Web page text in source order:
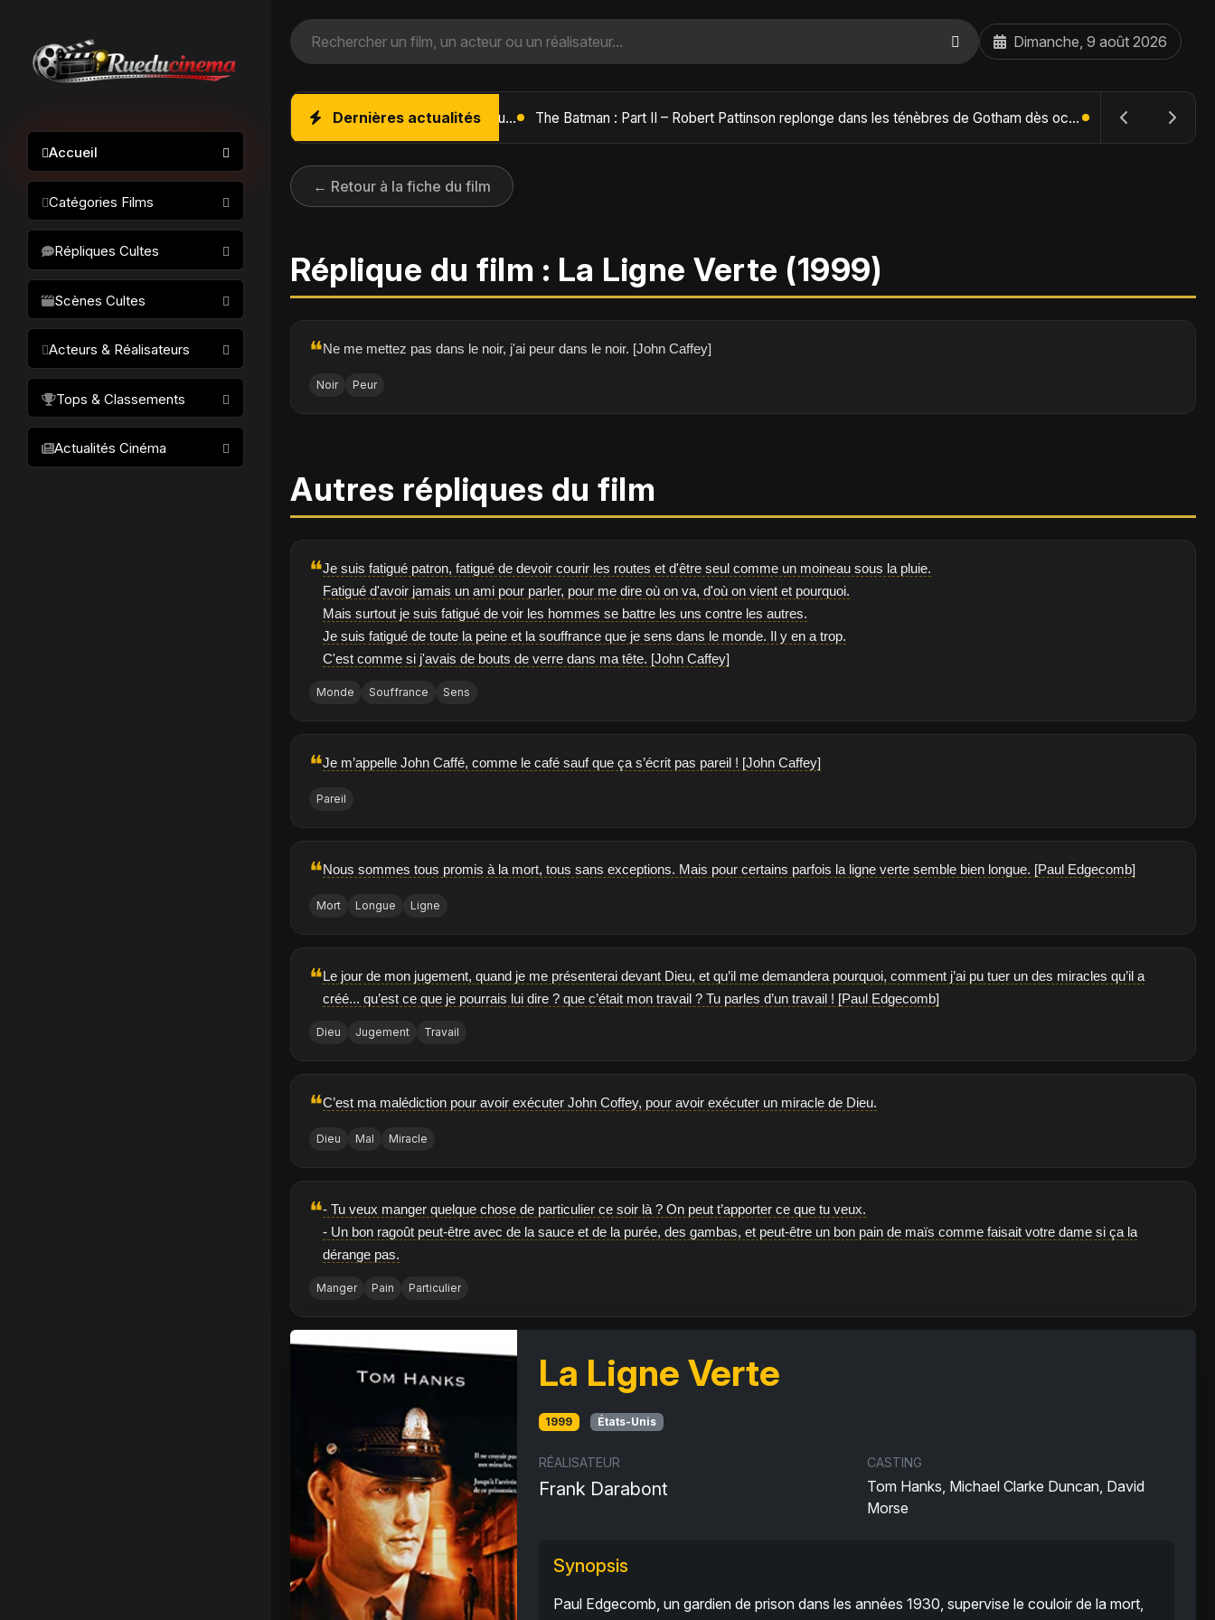
Accueil
Catégories Films
Science-fiction
Drame / Thriller
Comédie/humour
Horreur
Fantastique
Animation
Policier
Romantique
Répliques Cultes
Scènes Cultes
Acteurs & Réalisateurs
Acteurs
Tops & Classements
Meilleurs films par acteur
Actualités Cinéma
Dimanche, 9 août 2026
Dernières actualités L'Âge de Glace : Le Réveil du Volcan – Manny, Sid et Diego de retour pour une aventure explosive The Batman : Part II – Robert Pattinson replonge dans les ténèbres de Gotham dès octobre 2027
← Retour à la fiche du film
Réplique du film : La Ligne Verte (1999)
❝Ne me mettez pas dans le noir, j'ai peur dans le noir. [John Caffey]
Noir Peur
Autres répliques du film
❝Je suis fatigué patron, fatigué de devoir courir les routes et d'être seul comme un moineau sous la pluie.
Fatigué d'avoir jamais un ami pour parler, pour me dire où on va, d'où on vient et pourquoi.
Mais surtout je suis fatigué de voir les hommes se battre les uns contre les autres.
Je suis fatigué de toute la peine et la souffrance que je sens dans le monde. Il y en a trop.
C'est comme si j'avais de bouts de verre dans ma tête. [John Caffey]
Monde Souffrance Sens
❝Je m’appelle John Caffé, comme le café sauf que ça s’écrit pas pareil ! [John Caffey]
Pareil
❝Nous sommes tous promis à la mort, tous sans exceptions. Mais pour certains parfois la ligne verte semble bien longue. [Paul Edgecomb]
Mort Longue Ligne
❝Le jour de mon jugement, quand je me présenterai devant Dieu, et qu’il me demandera pourquoi, comment j’ai pu tuer un des miracles qu’il a
créé... qu’est ce que je pourrais lui dire ? que c’était mon travail ? Tu parles d’un travail ! [Paul Edgecomb]
Dieu Jugement Travail
❝C’est ma malédiction pour avoir exécuter John Coffey, pour avoir exécuter un miracle de Dieu.
Dieu Mal Miracle
❝- Tu veux manger quelque chose de particulier ce soir là ? On peut t’apporter ce que tu veux.
- Un bon ragoût peut-être avec de la sauce et de la purée, des gambas, et peut-être un bon pain de maïs comme faisait votre dame si ça la
dérange pas.
Manger Pain Particulier
La Ligne Verte
1999 États-Unis
RÉALISATEUR
Frank Darabont
CASTING
Tom Hanks, Michael Clarke Duncan, David
Morse
Synopsis
Paul Edgecomb, un gardien de prison dans les années 1930, supervise le couloir de la mort,